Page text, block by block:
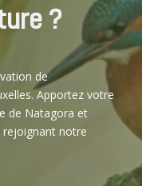
?
de
Apportez votre
de Natagora et
notre